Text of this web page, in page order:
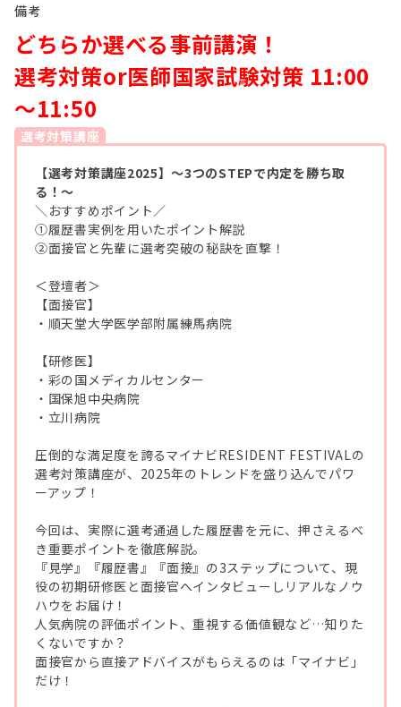
備考
どちらか選べる事前講演！
選考対策or医師国家試験対策 11:00
～11:50
選考対策講座
【選考対策講座2025】～3つのSTEPで内定を勝ち取
る！～
＼おすすめポイント／
①履歴書実例を用いたポイント解説
②面接官と先輩に選考突破の秘訣を直撃！
＜登壇者＞
【面接官】
・順天堂大学医学部附属練馬病院
【研修医】
・彩の国メディカルセンター
・国保旭中央病院
・立川病院
圧倒的な満足度を誇るマイナビRESIDENT FESTIVALの
選考対策講座が、2025年のトレンドを盛り込んでパワ
ーアップ！
今回は、実際に選考通過した履歴書を元に、押さえるべ
き重要ポイントを徹底解説。
『見学』『履歴書』『面接』の3ステップについて、現
役の初期研修医と面接官へインタビューしリアルなノウ
ハウをお届け！
人気病院の評価ポイント、重視する価値観など…知りた
くないですか？
面接官から直接アドバイスがもらえるのは「マイナビ」
だけ！